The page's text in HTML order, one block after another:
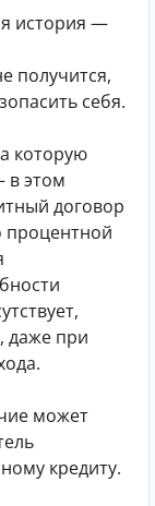
история —
получится,
себя.
которую
в этом
договор
процентной
даже при
может
кредиту.